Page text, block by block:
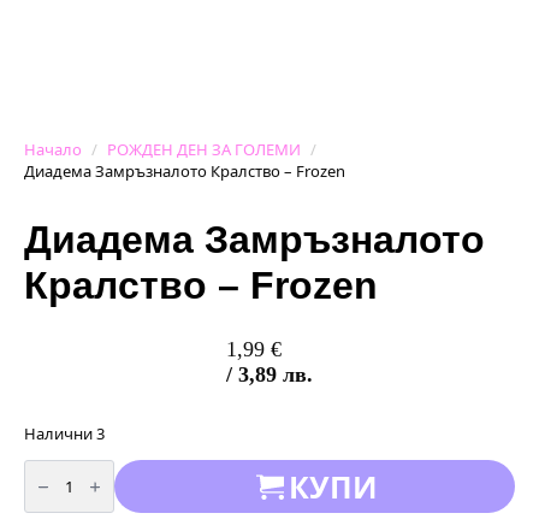
Начало
РОЖДЕН ДЕН ЗА ГОЛЕМИ
Диадема Замръзналото Кралство – Frozen
Диадема Замръзналото
Кралство – Frozen
1,99 €
/ 3,89 лв.
Налични 3
количество
за
Диадема
Замръзналото
КУПИ